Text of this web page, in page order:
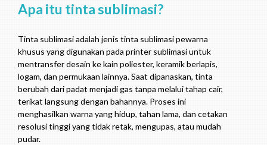
Apa itu tinta sublimasi?
Tinta sublimasi adalah jenis tinta sublimasi pewarna
khusus yang digunakan pada printer sublimasi untuk
mentransfer desain ke kain poliester, keramik berlapis,
logam, dan permukaan lainnya. Saat dipanaskan, tinta
berubah dari padat menjadi gas tanpa melalui tahap cair,
terikat langsung dengan bahannya. Proses ini
menghasilkan warna yang hidup, tahan lama, dan cetakan
resolusi tinggi yang tidak retak, mengupas, atau mudah
pudar.